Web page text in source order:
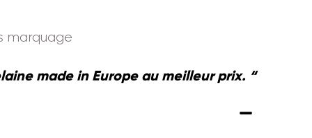
marquage
made in Europe au meilleur prix. “